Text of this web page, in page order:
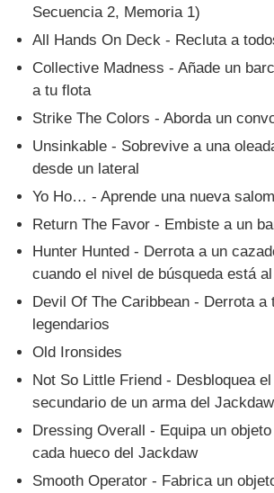
Secuencia 2, Memoria 1)
All Hands On Deck - Recluta a
Collective Madness - Añade un
a tu flota
Strike The Colors - Aborda un
Unsinkable - Sobrevive a una
desde un lateral
Yo Ho… - Aprende una nueva
Return The Favor - Embiste a un
Hunter Hunted - Derrota a un
cuando el nivel de búsqueda está
Devil Of The Caribbean - Derrota a
legendarios
Old Ironsides
Not So Little Friend - Desbloquea
secundario de un arma del Jackdaw
Dressing Overall - Equipa un
cada hueco del Jackdaw
Smooth Operator - Fabrica un